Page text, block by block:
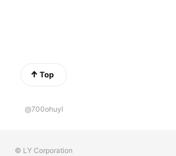
Top
@700ohuyl
© LY Corporation